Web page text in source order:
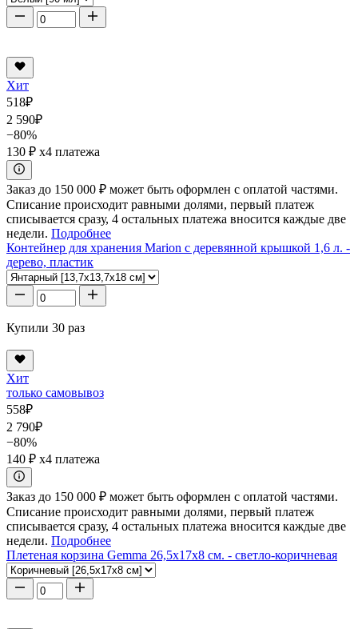
Хит
518₽
2 590₽
−80%
130 ₽ x4 платежа
Заказ до 150 000 ₽ может быть оформлен с оплатой частями.
Списание происходит равными долями, первый платеж
списывается сразу, 4 остальных платежа вносится каждые две
недели. Подробнее
Контейнер для хранения Marion с деревянной крышкой 1,6 л. -
дерево, пластик
Купили 30 раз
Хит
только самовывоз
558₽
2 790₽
−80%
140 ₽ x4 платежа
Заказ до 150 000 ₽ может быть оформлен с оплатой частями.
Списание происходит равными долями, первый платеж
списывается сразу, 4 остальных платежа вносится каждые две
недели. Подробнее
Плетеная корзина Gemma 26,5x17x8 см. - светло-коричневая